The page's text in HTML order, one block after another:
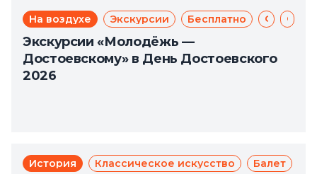
На воздухе Экскурсии Бесплатно Фёдор Достоевский
Экскурсии «Молодёжь —
Достоевскому» в День Достоевского
2026
История Классическое искусство Балет